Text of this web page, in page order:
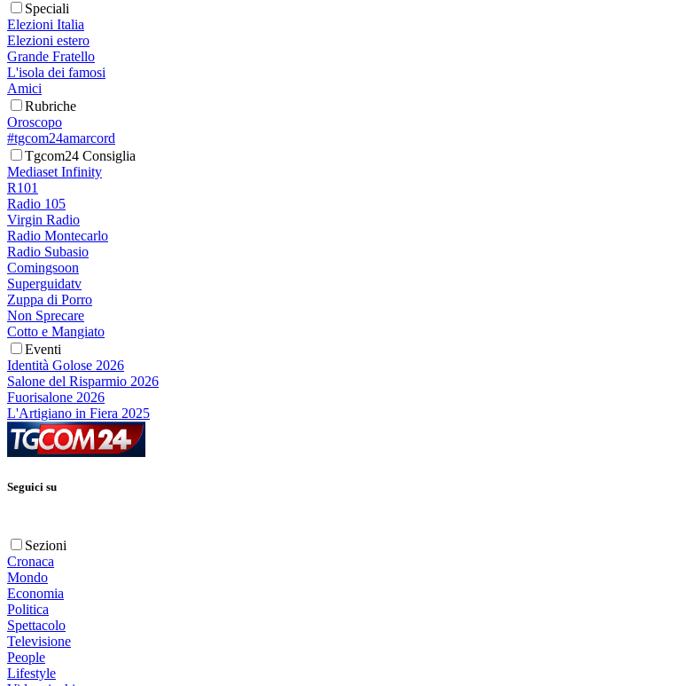
Speciali
Elezioni Italia
Elezioni estero
Grande Fratello
L'isola dei famosi
Amici
Rubriche
Oroscopo
#tgcom24amarcord
Tgcom24 Consiglia
Mediaset Infinity
R101
Radio 105
Virgin Radio
Radio Montecarlo
Radio Subasio
Comingsoon
Superguidatv
Zuppa di Porro
Non Sprecare
Cotto e Mangiato
Eventi
Identità Golose 2026
Salone del Risparmio 2026
Fuorisalone 2026
L'Artigiano in Fiera 2025
Seguici su
Sezioni
Cronaca
Mondo
Economia
Politica
Spettacolo
Televisione
People
Lifestyle